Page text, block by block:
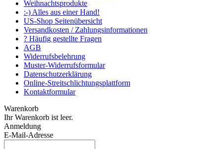
Weihnachtsprodukte
:-) Alles aus einer Hand!
US-Shop Seitenübersicht
Versandkosten / Zahlungsinformationen
? Häufig gestellte Fragen
AGB
Widerrufsbelehrung
Muster-Widerrufsformular
Datenschutzerklärung
Online-Streitschlichtungsplattform
Kontaktformular
Warenkorb
Ihr Warenkorb ist leer.
Anmeldung
E-Mail-Adresse